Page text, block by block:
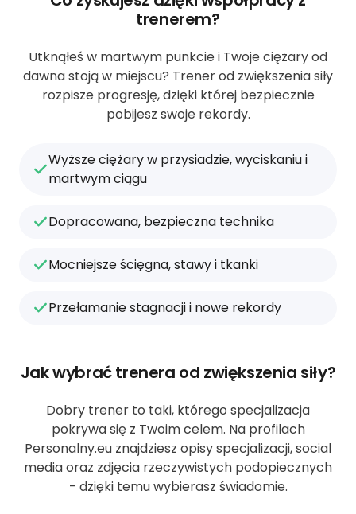
trenerem?
Utknąłeś w martwym punkcie i Twoje ciężary od
dawna stoją w miejscu? Trener od zwiększenia siły
rozpisze progresję, dzięki której bezpiecznie
pobijesz swoje rekordy.
Wyższe ciężary w przysiadzie, wyciskaniu i
martwym ciągu
Dopracowana, bezpieczna technika
Mocniejsze ścięgna, stawy i tkanki
Przełamanie stagnacji i nowe rekordy
Jak wybrać trenera od zwiększenia siły?
Dobry trener to taki, którego specjalizacja
pokrywa się z Twoim celem. Na profilach
Personalny.eu znajdziesz opisy specjalizacji, social
media oraz zdjęcia rzeczywistych podopiecznych
- dzięki temu wybierasz świadomie.